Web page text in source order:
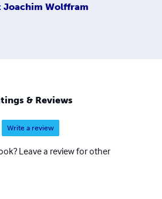
Joachim Wolffram
& Reviews
Write a review
Leave a review for other